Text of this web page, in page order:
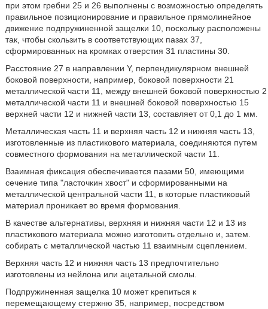
при этом гребни 25 и 26 выполнены с возможностью определять
правильное позиционирование и правильное прямолинейное
движение подпружиненной защелки 10, поскольку расположены
так, чтобы скользить в соответствующих пазах 37,
сформированных на кромках отверстия 31 пластины 30.
Расстояние 27 в направлении Y, перпендикулярном внешней
боковой поверхности, например, боковой поверхности 21
металлической части 11, между внешней боковой поверхностью 2
металлической части 11 и внешней боковой поверхностью 15
верхней части 12 и нижней части 13, составляет от 0,1 до 1 мм.
Металлическая часть 11 и верхняя часть 12 и нижняя часть 13,
изготовленные из пластикового материала, соединяются путем
совместного формования на металлической части 11.
Взаимная фиксация обеспечивается пазами 50, имеющими
сечение типа "ласточкин хвост" и сформированными на
металлической центральной части 11, в которые пластиковый
материал проникает во время формования.
В качестве альтернативы, верхняя и нижняя части 12 и 13 из
пластикового материала можно изготовить отдельно и, затем.
собирать с металлической частью 11 взаимным сцеплением.
Верхняя часть 12 и нижняя часть 13 предпочтительно
изготовлены из нейлона или ацетальной смолы.
Подпружиненная защелка 10 может крепиться к
перемещающему стержню 35, например, посредством